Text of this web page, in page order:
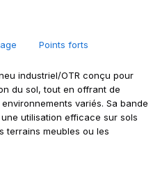
Points forts
industriel/OTR conçu pour
du sol, tout en offrant de
variés. Sa bande
utilisation efficace sur sols
terrains meubles ou les